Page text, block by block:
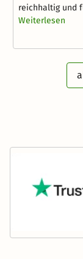
reichhaltig und
Weiterlesen